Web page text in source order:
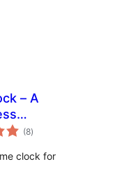
– A
& (8টা
মুঠ)
clock for